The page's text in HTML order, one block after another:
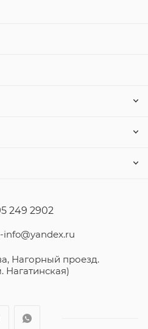
249 2902
info@yandex.ru
Нагорный проезд.
Нагатинская)